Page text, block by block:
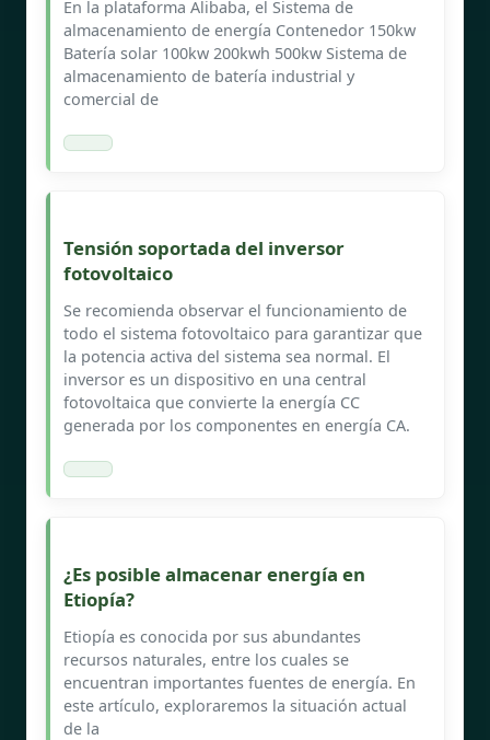
En la plataforma Alibaba, el Sistema de
almacenamiento de energía Contenedor 150kw
Batería solar 100kw 200kwh 500kw Sistema de
almacenamiento de batería industrial y
comercial de
Tensión soportada del inversor
fotovoltaico
Se recomienda observar el funcionamiento de
todo el sistema fotovoltaico para garantizar que
la potencia activa del sistema sea normal. El
inversor es un dispositivo en una central
fotovoltaica que convierte la energía CC
generada por los componentes en energía CA.
¿Es posible almacenar energía en
Etiopía?
Etiopía es conocida por sus abundantes
recursos naturales, entre los cuales se
encuentran importantes fuentes de energía. En
este artículo, exploraremos la situación actual
de la